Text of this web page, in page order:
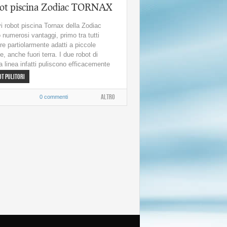
Pulitori
piscina Zodiac TORNAX
robot piscina Tornax della Zodiac
numerosi vantaggi, primo tra tutti
partiolarmente adatti a piccole
anche fuori terra. I due robot di
linea infatti puliscono efficacemente
0 commenti Altro